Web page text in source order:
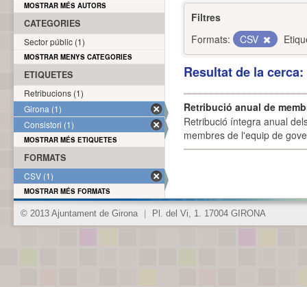
Filtres
Formats:
CSV
Resultat de la
Retribució anual de
Retribució íntegra anual
membres de l'equip de
MOSTRAR MÉS AUTORS
CATEGORIES
Sector públic (1)
MOSTRAR MENYS CATEGORIES
ETIQUETES
Retribucions (1)
Girona (1)
Consistori (1)
MOSTRAR MÉS ETIQUETES
FORMATS
CSV (1)
MOSTRAR MÉS FORMATS
© 2013 Ajuntament de Girona Pl. del Vi, 1. 17004 GIRONA